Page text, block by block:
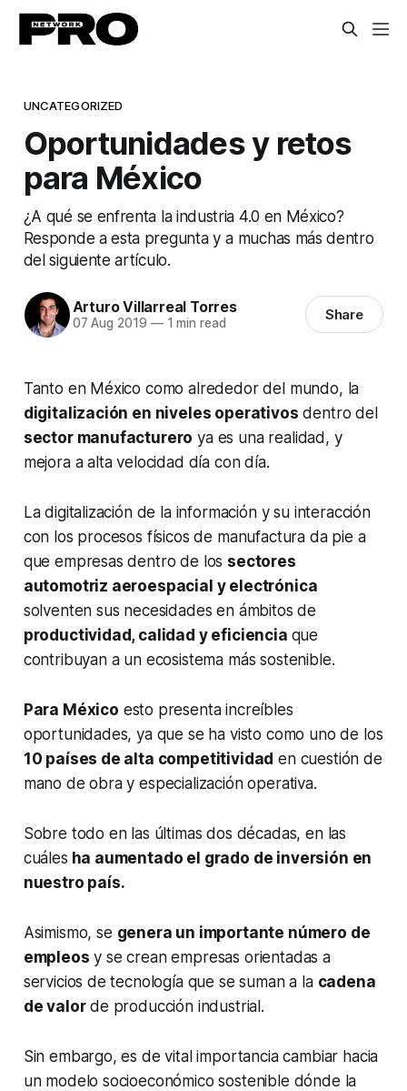
UNCATEGORIZED
Oportunidades y retos
para México
¿A qué se enfrenta la industria 4.0 en México?
Responde a esta pregunta y a muchas más dentro
del siguiente artículo.
Arturo Villarreal Torres
07 Aug 2019 —1 min read Share
Tanto en México como alrededor del mundo, la
digitalización en niveles operativos dentro del
sector manufacturero ya es una realidad, y
mejora a alta velocidad día con día.
La digitalización de la información y su interacción
con los procesos físicos de manufactura da pie a
que empresas dentro de los sectores
automotriz aeroespacial y electrónica
solventen sus necesidades en ámbitos de
productividad, calidad y eficiencia que
contribuyan a un ecosistema más sostenible.
Para México esto presenta increíbles
oportunidades, ya que se ha visto como uno de los
10 países de alta competitividad en cuestión de
mano de obra y especialización operativa.
Sobre todo en las últimas dos décadas, en las
cuáles ha aumentado el grado de inversión en
nuestro país.
Asimismo, se genera un importante número de
empleos y se crean empresas orientadas a
servicios de tecnología que se suman a la cadena
de valorde producción industrial.
Sin embargo, es de vital importancia cambiar hacia
un modelo socioeconómico sostenible dónde la